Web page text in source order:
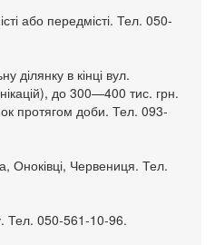
або передмісті. Тел. 050-
ділянку в кінці вул.
до 300—400 тис. грн.
протягом доби. Тел. 093-
Оноківці, Червениця. Тел.
Тел. 050-561-10-96.